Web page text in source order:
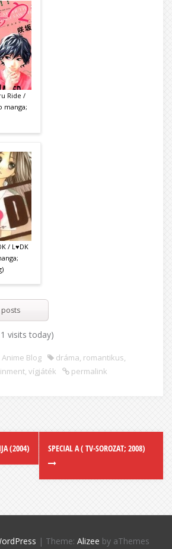
Ride /
manga;
/ L♥DK
visits today)
Anime Blog dráma, romantikus,
, vígjáték permalink
(2004) SPECIAL A ( TV-SOROZAT; 2008)
| Theme: Alizee by aThemes